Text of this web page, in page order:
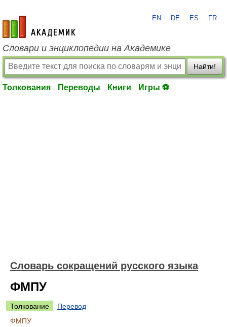
academic.ru
EN DE ES FR
Словари и энциклопедии на Академике
Найти!
Толкования Переводы Книги Игры ⚽
Словарь сокращений русского языка
ФМПУ
Толкование
Перевод
ФМПУ